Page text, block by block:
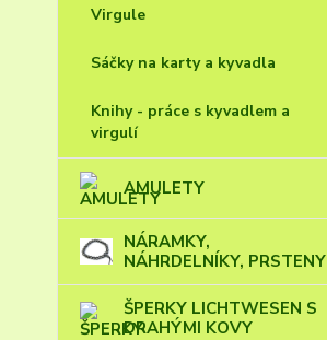
Virgule
Sáčky na karty a kyvadla
Knihy - práce s kyvadlem a
virgulí
AMULETY
NÁRAMKY,
NÁHRDELNÍKY, PRSTENY
ŠPERKY LICHTWESEN S
DRAHÝMI KOVY